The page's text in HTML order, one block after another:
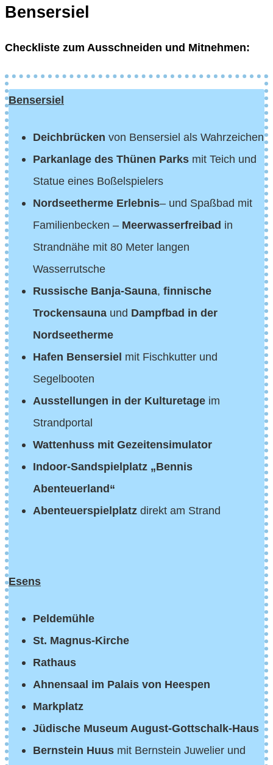
Bensersiel
Checkliste zum Ausschneiden und Mitnehmen:
Bensersiel
Deichbrücken von Bensersiel als Wahrzeichen
Parkanlage des Thünen Parks mit Teich und
Statue eines Boßelspielers
Nordseetherme Erlebnis– und Spaßbad mit
Familienbecken – Meerwasserfreibad in
Strandnähe mit 80 Meter langen
Wasserrutsche
Russische Banja-Sauna, finnische
Trockensauna und Dampfbad in der
Nordseetherme
Hafen Bensersiel mit Fischkutter und
Segelbooten
Ausstellungen in der Kulturetage im
Strandportal
Wattenhuss mit Gezeitensimulator
Indoor-Sandspielplatz „Bennis
Abenteuerland“
Abenteuerspielplatz direkt am Strand
Esens
Peldemühle
St. Magnus-Kirche
Rathaus
Ahnensaal im Palais von Heespen
Markplatz
Jüdische Museum August-Gottschalk-Haus
Bernstein Huus mit Bernstein Juwelier und